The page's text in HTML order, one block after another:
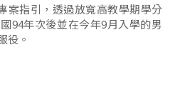
案指引，透過放寬高教學期學分
94年次後並在今年9月入學的男
役。